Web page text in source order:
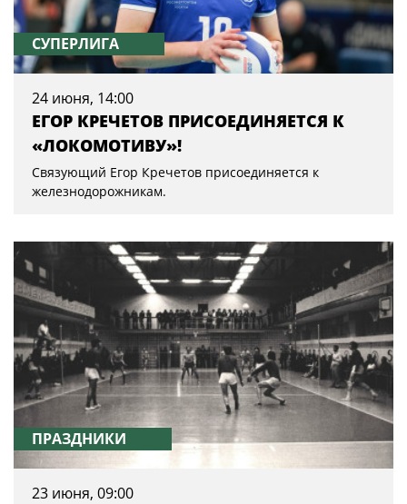
СУПЕРЛИГА
24 июня, 14:00
ЕГОР КРЕЧЕТОВ ПРИСОЕДИНЯЕТСЯ К
«ЛОКОМОТИВУ»!
Связующий Егор Кречетов присоединяется к
железнодорожникам.
ПРАЗДНИКИ
23 июня, 09:00